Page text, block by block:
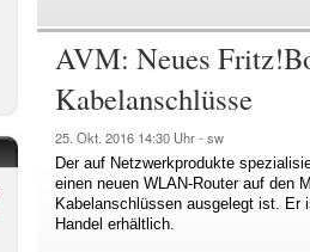
AVM: Neues
Kabelanschlüsse
25. Okt. 2016 14:30 Uhr - sw
Der auf Netzwerkprodukte
einen neuen WLAN-Router auf den
Kabelanschlüssen ausgelegt ist. Er
Handel erhältlich.